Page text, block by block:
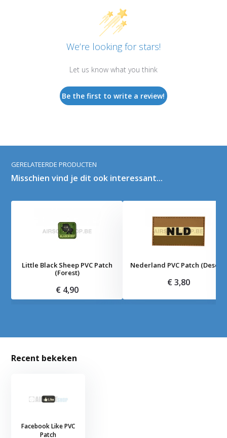
We’re looking for stars!
Let us know what you think
Be the first to write a review!
GERELATEERDE PRODUCTEN
Misschien vind je dit ook interessant...
Little Black Sheep PVC Patch
(Forest)
€ 4,90
Nederland PVC Patch (Desert)
€ 3,80
Recent bekeken
Facebook Like PVC
Patch